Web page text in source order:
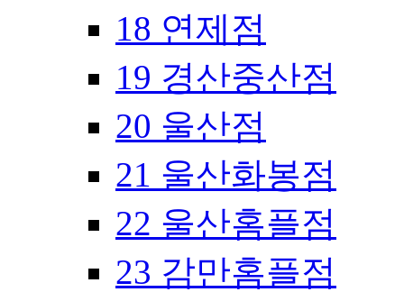
18 연제점
19 경산중산점
20 울산점
21 울산화봉점
22 울산홈플점
23 감만홈플점